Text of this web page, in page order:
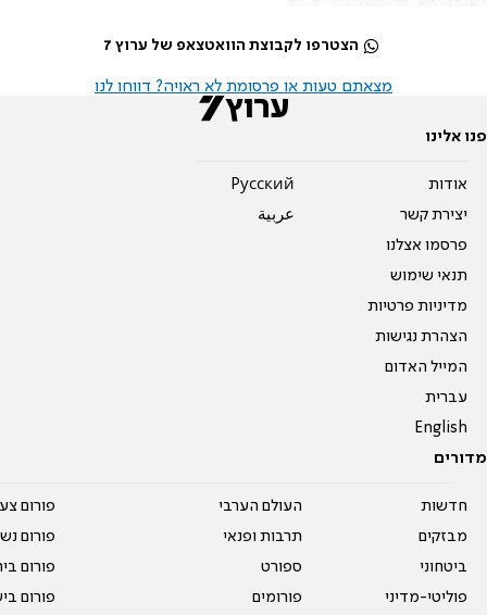
הצטרפו לקבוצת הוואטצאפ של ערוץ 7
מצאתם טעות או פרסומת לא ראויה? דווחו לנו
פנו אלינו
אודות
יצירת קשר
פרסמו אצלנו
תנאי שימוש
מדיניות פרטיות
הצהרת נגישות
המייל האדום
עברית
English
Pусский
عربية
מדורים
חדשות
מבזקים
ביטחוני
פוליטי-מדיני
העולם הערבי
תרבות ופנאי
ספורט
פורומים
פורום
פורום
פורום
פורום